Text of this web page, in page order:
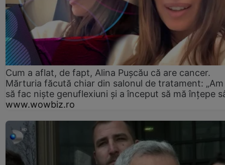
Cum a aflat, de fapt, Alina Pușcău că are cancer.
Mărturia făcută chiar din salonul de tratament:
să fac niște genuflexiuni și a început să mă înțepe
www.wowbiz.ro